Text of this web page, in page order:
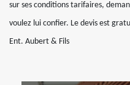
sur ses conditions tarifaires,
voulez lui confier. Le devis est
Ent. Aubert & Fils